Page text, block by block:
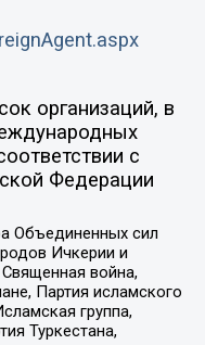
организаций, в
с
Федерации
Объединенных сил
Ичкерии и
война,
Партия исламского
группа,
Туркестана,